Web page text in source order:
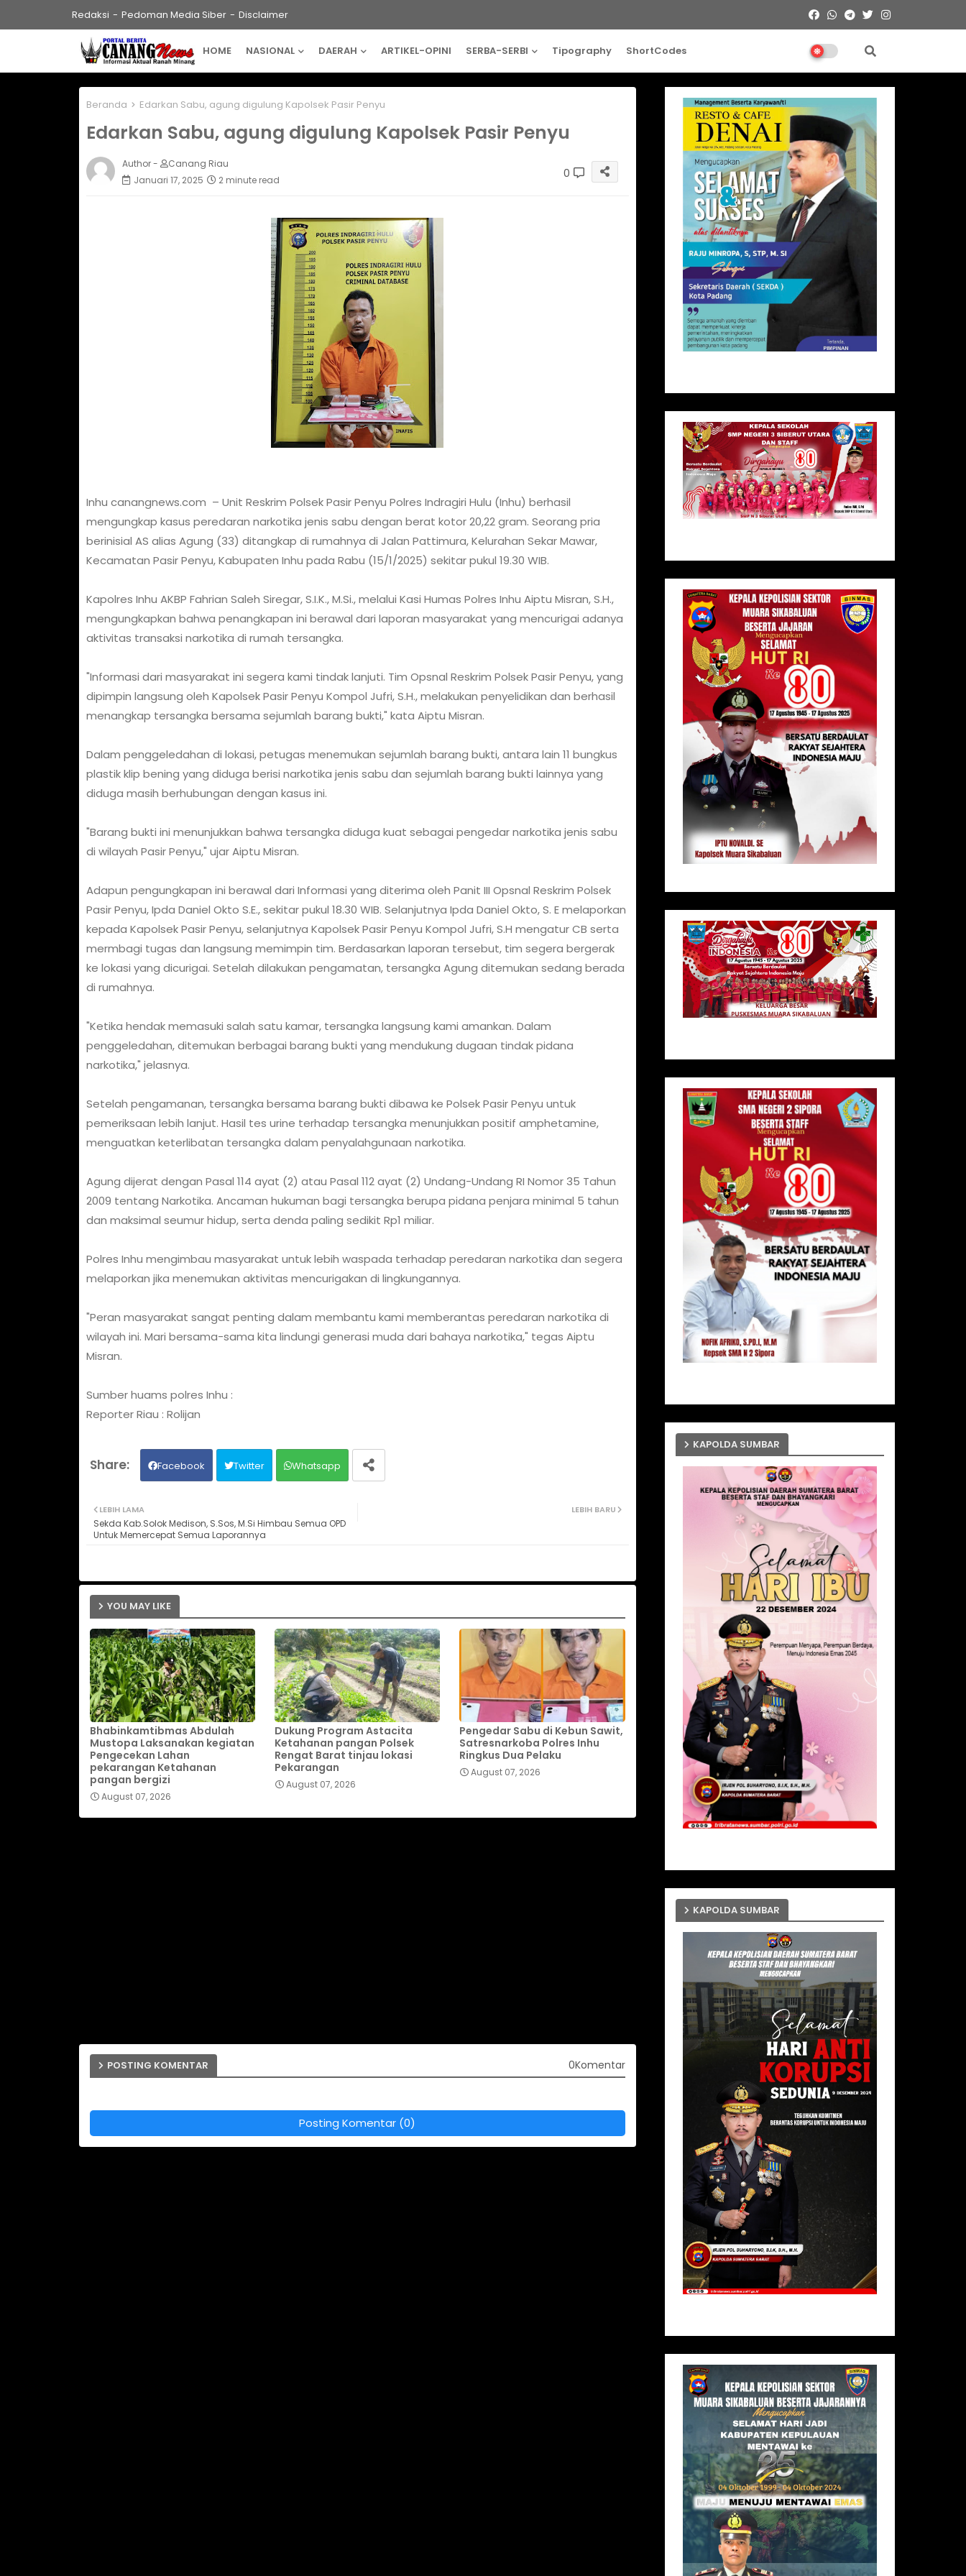
Redaksi Pedoman Media Siber Disclaimer
HOME NASIONAL DAERAH ARTIKEL-OPINI SERBA-SERBI Tipography ShortCodes
Beranda Edarkan Sabu, agung digulung Kapolsek Pasir Penyu
Edarkan Sabu, agung digulung Kapolsek Pasir Penyu
Author -
Canang Riau
Januari 17, 2025
2 minute read 0
Inhu canangnews.com – Unit Reskrim Polsek Pasir Penyu Polres Indragiri Hulu (Inhu) berhasil
mengungkap kasus peredaran narkotika jenis sabu dengan berat kotor 20,22 gram. Seorang pria
berinisial AS alias Agung (33) ditangkap di rumahnya di Jalan Pattimura, Kelurahan Sekar Mawar,
Kecamatan Pasir Penyu, Kabupaten Inhu pada Rabu (15/1/2025) sekitar pukul 19.30 WIB.
Kapolres Inhu AKBP Fahrian Saleh Siregar, S.I.K., M.Si., melalui Kasi Humas Polres Inhu Aiptu Misran, S.H.,
mengungkapkan bahwa penangkapan ini berawal dari laporan masyarakat yang mencurigai adanya
aktivitas transaksi narkotika di rumah tersangka.
"Informasi dari masyarakat ini segera kami tindak lanjuti. Tim Opsnal Reskrim Polsek Pasir Penyu, yang
dipimpin langsung oleh Kapolsek Pasir Penyu Kompol Jufri, S.H., melakukan penyelidikan dan berhasil
menangkap tersangka bersama sejumlah barang bukti," kata Aiptu Misran.
Dalam penggeledahan di lokasi, petugas menemukan sejumlah barang bukti, antara lain 11 bungkus
plastik klip bening yang diduga berisi narkotika jenis sabu dan sejumlah barang bukti lainnya yang
diduga masih berhubungan dengan kasus ini.
"Barang bukti ini menunjukkan bahwa tersangka diduga kuat sebagai pengedar narkotika jenis sabu
di wilayah Pasir Penyu," ujar Aiptu Misran.
Adapun pengungkapan ini berawal dari Informasi yang diterima oleh Panit III Opsnal Reskrim Polsek
Pasir Penyu, Ipda Daniel Okto S.E., sekitar pukul 18.30 WIB. Selanjutnya Ipda Daniel Okto, S. E melaporkan
kepada Kapolsek Pasir Penyu, selanjutnya Kapolsek Pasir Penyu Kompol Jufri, S.H mengatur CB serta
mermbagi tugas dan langsung memimpin tim. Berdasarkan laporan tersebut, tim segera bergerak
ke lokasi yang dicurigai. Setelah dilakukan pengamatan, tersangka Agung ditemukan sedang berada
di rumahnya.
"Ketika hendak memasuki salah satu kamar, tersangka langsung kami amankan. Dalam
penggeledahan, ditemukan berbagai barang bukti yang mendukung dugaan tindak pidana
narkotika," jelasnya.
Setelah pengamanan, tersangka bersama barang bukti dibawa ke Polsek Pasir Penyu untuk
pemeriksaan lebih lanjut. Hasil tes urine terhadap tersangka menunjukkan positif amphetamine,
menguatkan keterlibatan tersangka dalam penyalahgunaan narkotika.
Agung dijerat dengan Pasal 114 ayat (2) atau Pasal 112 ayat (2) Undang-Undang RI Nomor 35 Tahun
2009 tentang Narkotika. Ancaman hukuman bagi tersangka berupa pidana penjara minimal 5 tahun
dan maksimal seumur hidup, serta denda paling sedikit Rp1 miliar.
Polres Inhu mengimbau masyarakat untuk lebih waspada terhadap peredaran narkotika dan segera
melaporkan jika menemukan aktivitas mencurigakan di lingkungannya.
"Peran masyarakat sangat penting dalam membantu kami memberantas peredaran narkotika di
wilayah ini. Mari bersama-sama kita lindungi generasi muda dari bahaya narkotika," tegas Aiptu
Misran.
Sumber huams polres Inhu :
Reporter Riau : Rolijan
Facebook Twitter Whatsapp
LEBIH BARU
LEBIH LAMA
Sekda Kab.Solok Medison, S.Sos, M.Si Himbau Semua OPD
Untuk Memercepat Semua Laporannya
YOU MAY LIKE
Bhabinkamtibmas Abdulah
Mustopa Laksanakan kegiatan
Pengecekan Lahan
pekarangan Ketahanan
pangan bergizi
August 07, 2026
Dukung Program Astacita
Ketahanan pangan Polsek
Rengat Barat tinjau lokasi
Pekarangan
August 07, 2026
Pengedar Sabu di Kebun Sawit,
Satresnarkoba Polres Inhu
Ringkus Dua Pelaku
August 07, 2026
POSTING KOMENTAR 0Komentar
Posting Komentar (0)
KAPOLDA SUMBAR
KAPOLDA SUMBAR